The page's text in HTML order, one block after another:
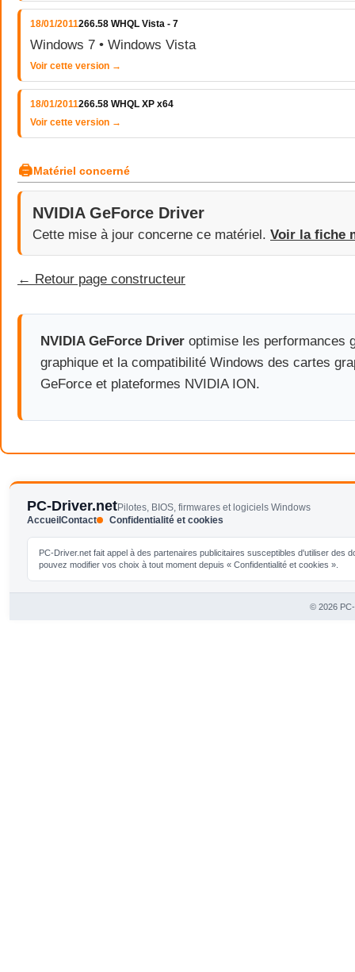
18/01/2011266.58 WHQL Vista - 7
Windows 7 • Windows Vista
Voir cette version →
18/01/2011266.58 WHQL XP x64
Voir cette version →
🖨Matériel concerné
NVIDIA GeForce Driver
Cette mise à jour concerne ce matériel. Voir la fiche
← Retour page constructeur
NVIDIA GeForce Driver optimise les performances
graphique et la compatibilité Windows des cartes
GeForce et plateformes NVIDIA ION.
PC-Driver.netPilotes, BIOS, firmwares et logiciels Windows
Accueil Contact Confidentialité et cookies
PC-Driver.net fait appel à des partenaires publicitaires susceptibles d'utiliser
pouvez modifier vos choix à tout moment depuis « Confidentialité et cookies ».
© 2026